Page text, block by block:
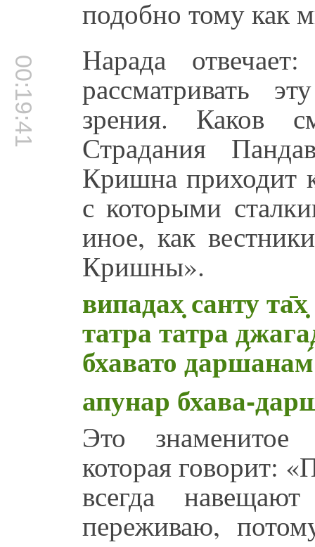
подобно тому как
00:19:41 Нарада
рассматривать
зрения. Каков
Страдания
Кришна приходит
с которыми
иное, как
Кришны».
випадах̣ санту
татра татра
бхавато
апунар бхава-
Это
которая говорит:
всегда
переживаю,